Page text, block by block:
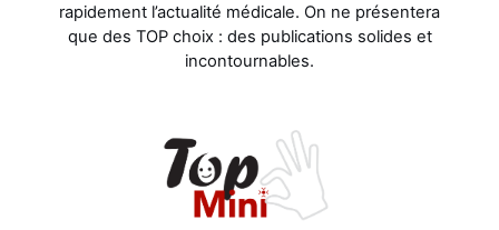
rapidement l’actualité médicale. On ne présentera
que des TOP choix : des publications solides et
incontournables.